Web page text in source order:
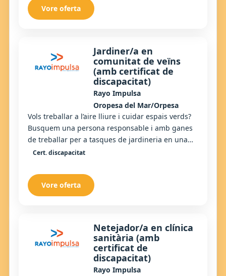
Vore oferta
Jardiner/a en
comunitat de veïns
(amb certificat de
discapacitat)
Rayo Impulsa
Oropesa del Mar/Orpesa
Vols treballar a l’aire lliure i cuidar espais verds?
Busquem una persona responsable i amb ganes
de treballar per a tasques de jardineria en una
comunitat de veïns. Si t’agrada la natura...
Cert. discapacitat
Vore oferta
Netejador/a en clínica
sanitària (amb
certificat de
discapacitat)
Rayo Impulsa